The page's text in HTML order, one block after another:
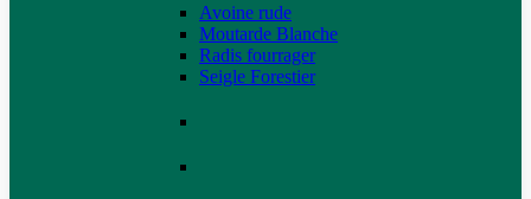
Avoine rude
Moutarde Blanche
Radis fourrager
Seigle Forestier